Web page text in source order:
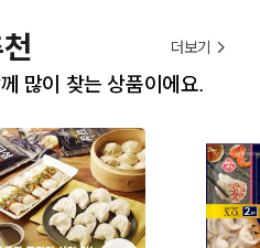
더보기
많이 찾는 상품이에요.